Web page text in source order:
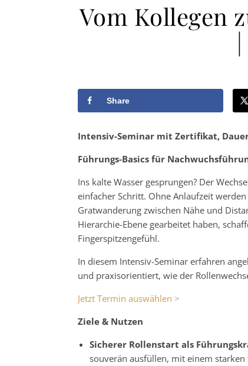
Vom Kollegen
Share
Intensiv-Seminar mit Zertifikat,
Führungs-Basics für
Ins kalte Wasser gesprungen? Der
einfacher Schritt. Ohne Anlaufzeit
Gratwanderung zwischen Nähe und
Hierarchie-Ebene gearbeitet haben,
Fingerspitzengefühl.
In diesem Intensiv-Seminar erfahren
und praxisorientiert, wie der
Jetzt Termin auswählen >
Ziele & Nutzen
Sicherer Rollenstart als
souverän ausfüllen, mit einem